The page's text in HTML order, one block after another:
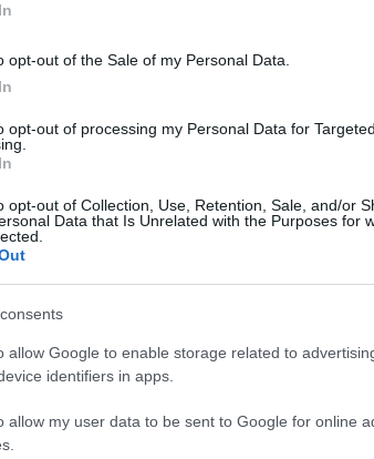
opt-out of the Sale of my Personal Data.
opt-out of processing my Personal Data for Targeted
opt-out of Collection, Use, Retention, Sale, and/or
Data that Is Unrelated with the Purposes for
allow Google to enable storage related to
identifiers in apps.
allow my user data to be sent to Google for online